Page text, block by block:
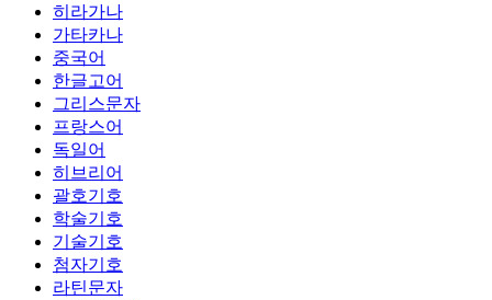
히라가나
가타카나
중국어
한글고어
그리스문자
프랑스어
독일어
히브리어
괄호기호
학술기호
기술기호
첨자기호
라틴문자